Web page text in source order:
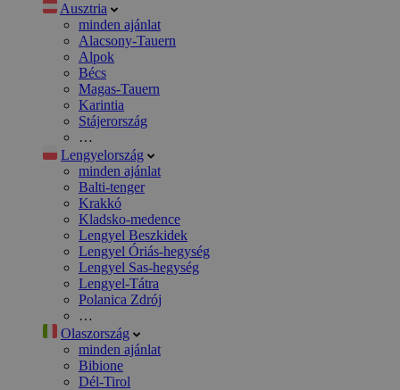
Ausztria
minden ajánlat
Alacsony-Tauern
Alpok
Bécs
Magas-Tauern
Karintia
Stájerország
…
Lengyelország
minden ajánlat
Balti-tenger
Krakkó
Kladsko-medence
Lengyel Beszkidek
Lengyel Óriás-hegység
Lengyel Sas-hegység
Lengyel-Tátra
Polanica Zdrój
…
Olaszország
minden ajánlat
Bibione
Dél-Tirol